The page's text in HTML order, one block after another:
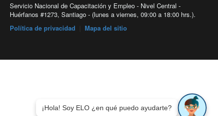
Servicio Nacional de Capacitación y Empleo - Nivel Central -
Huérfanos #1273, Santiago - (lunes a viernes, 09:00 a 18:00 hrs.).
Política de privacidad
Mapa del sitio
¡Hola! Soy ELO ¿en qué puedo ayudarte?